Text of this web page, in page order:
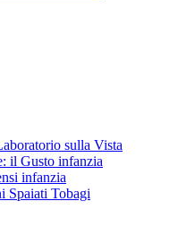
sulla Vista
il Gusto infanzia
infanzia
Spaiati Tobagi